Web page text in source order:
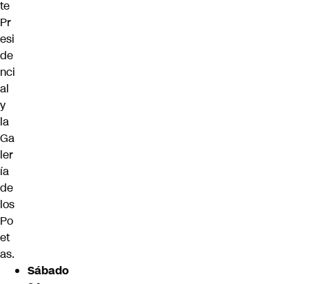
te
Pr
esi
de
nci
al
y
la
Ga
ler
ía
de
los
Po
et
as.
Sábado